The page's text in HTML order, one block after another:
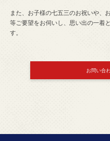
また、お子様の七五三のお祝いや、
等ご要望をお伺いし、思い出の一着
す。
お問い合